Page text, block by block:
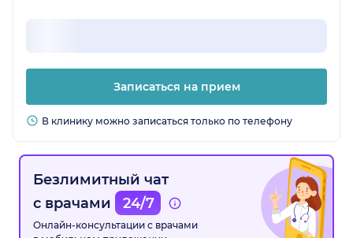
Записаться на прием
В клинику можно записаться только по телефону
Безлимитный чат
с врачами
24/7
Онлайн-консультации с врачами